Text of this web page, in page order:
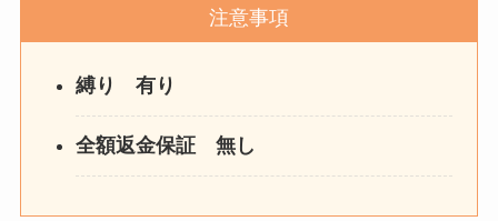
注意事項
縛り 有り
全額返金保証 無し